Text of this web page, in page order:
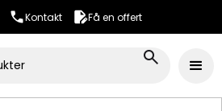
Kontakt Få en offert